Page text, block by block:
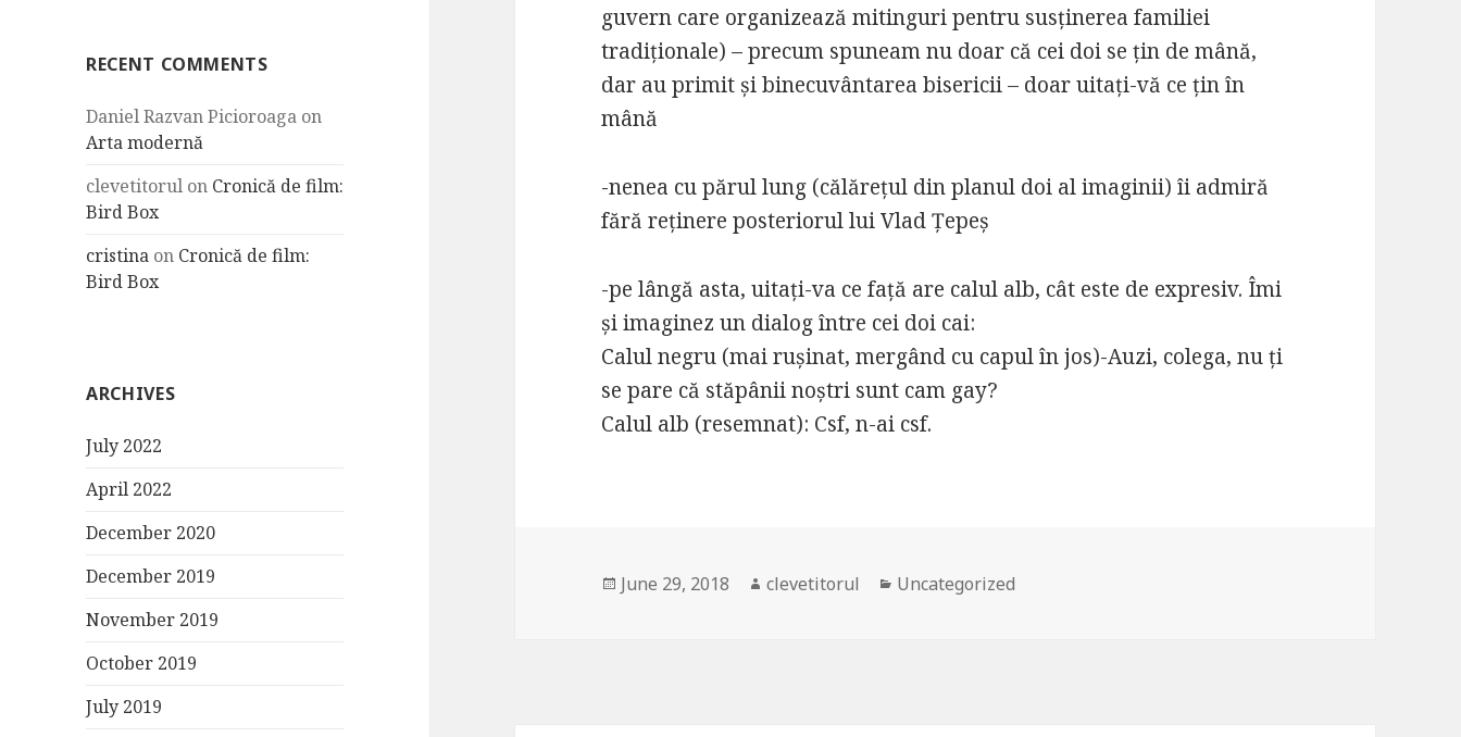
RECENT COMMENTS
Daniel Razvan Picioroaga on
Arta modernă
clevetitorul on Cronică de film:
Bird Box
cristina on Cronică de film:
Bird Box
ARCHIVES
July 2022
April 2022
December 2020
December 2019
November 2019
October 2019
July 2019
guvern care organizează mitinguri pentru susținerea familiei
tradiționale) – precum spuneam nu doar că cei doi se țin de mână,
dar au primit și binecuvântarea bisericii – doar uitați-vă ce țin în
mână
-nenea cu părul lung (călărețul din planul doi al imaginii) îi admiră
fără reținere posteriorul lui Vlad Țepeș
-pe lângă asta, uitați-va ce față are calul alb, cât este de expresiv. Îmi
și imaginez un dialog între cei doi cai:
Calul negru (mai rușinat, mergând cu capul în jos)-Auzi, colega, nu ți
se pare că stăpânii noștri sunt cam gay?
Calul alb (resemnat): Csf, n-ai csf.
Posted
June 29, 2018 Author
clevetitorul Categories
Uncategorized